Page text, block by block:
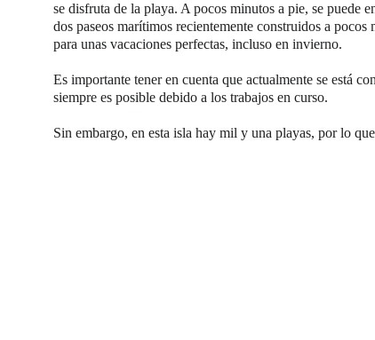
se disfruta de la playa. A pocos minutos a pie, se puede
dos paseos marítimos recientemente construidos a
para unas vacaciones perfectas, incluso en invierno.
Es importante tener en cuenta que actualmente se está
siempre es posible debido a los trabajos en curso.
Sin embargo, en esta isla hay mil y una playas, por lo